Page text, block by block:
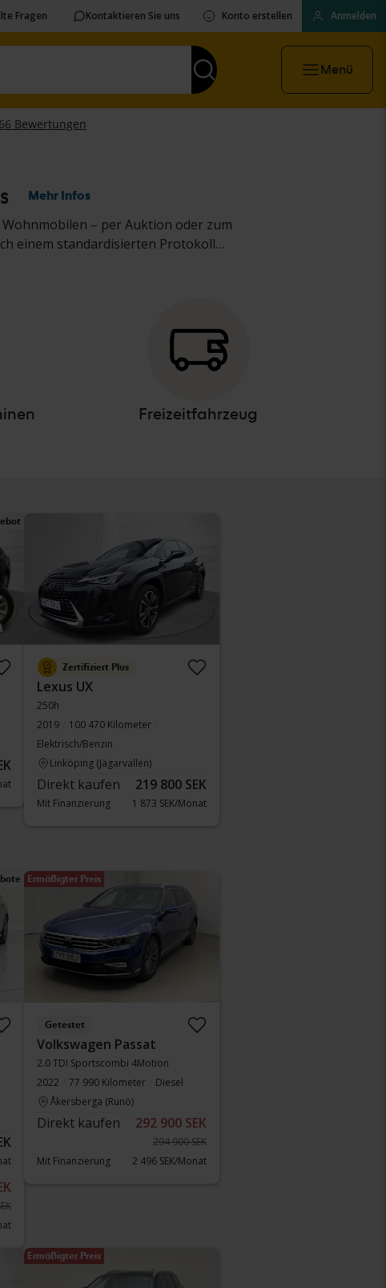
Fragen Kontaktieren Sie uns Konto erstellen Anmelden
Menü
Mehr Infos
– per Auktion oder zum
einem standardisierten Protokoll
Freizeitfahrzeug
Zertifiziert Plus
Lexus UX
250h
2019
100 470 Kilometer
Elektrisch/Benzin
Linköping (Jägarvallen)
Direkt kaufen 219 800 SEK
Mit Finanzierung 1 873 SEK/Monat
Ermäßigter Preis
Getestet
Volkswagen Passat
2.0 TDI Sportscombi 4Motion
2022
77 990 Kilometer
Diesel
Åkersberga (Runö)
Direkt kaufen 292 900 SEK
294 900 SEK
Mit Finanzierung
2 496 SEK/Monat
Ermäßigter Preis